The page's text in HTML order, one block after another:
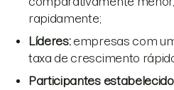
rapidamente;
Líderes: empresas com
taxa de crescimento
Participantes